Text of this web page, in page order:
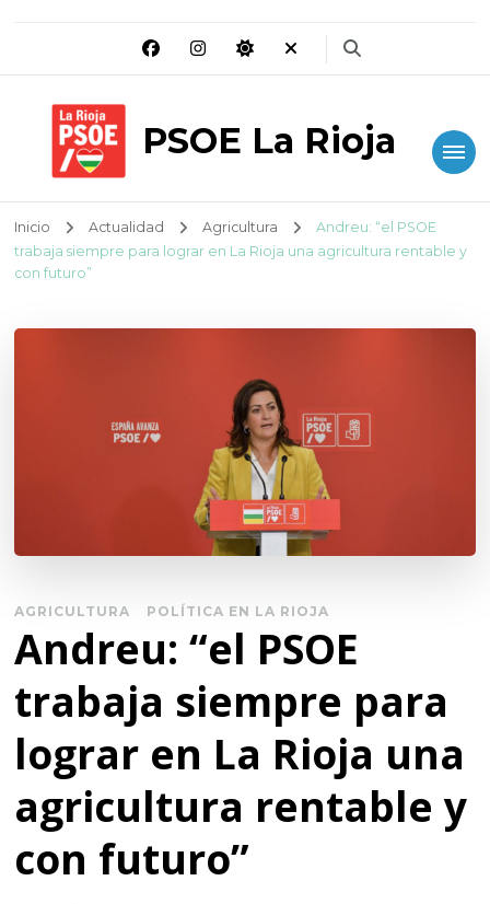
PSOE La Rioja
Inicio Actualidad Agricultura
Andreu: “el PSOE
trabaja siempre para lograr en La Rioja una agricultura rentable y
con futuro”
AGRICULTURA POLÍTICA EN LA RIOJA
Andreu: “el PSOE
trabaja siempre para
lograr en La Rioja una
agricultura rentable y
con futuro”